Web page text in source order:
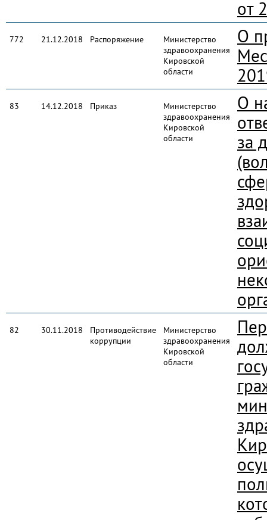
от
772 21.12.2018 Распоряжение
Министерство
здравоохранения
Кировской
области
О
83 14.12.2018 Приказ
Министерство
здравоохранения
Кировской
области
О
за
82 30.11.2018
Противодействие
коррупции
Министерство
здравоохранения
Кировской
области